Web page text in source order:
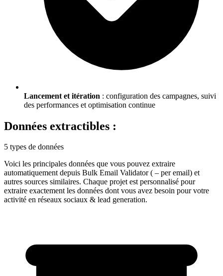
Lancement et itération : configuration des campagnes, suivi
des performances et optimisation continue
Données extractibles :
5 types de données
Voici les principales données que vous pouvez extraire
automatiquement depuis Bulk Email Validator ( – per email) et
autres sources similaires. Chaque projet est personnalisé pour
extraire exactement les données dont vous avez besoin pour votre
activité en réseaux sociaux & lead generation.